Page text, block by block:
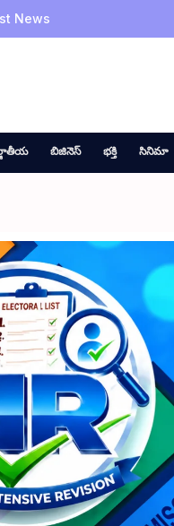
News
బిజినెస్ భక్తి సినిమా